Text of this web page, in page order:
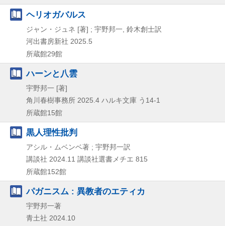
ヘリオガバルス
ジャン・ジュネ [著] ; 宇野邦一, 鈴木創士訳
河出書房新社 2025.5
所蔵館29館
ハーンと八雲
宇野邦一 [著]
角川春樹事務所 2025.4 ハルキ文庫 う14-1
所蔵館15館
黒人理性批判
アシル・ムベンベ著 ; 宇野邦一訳
講談社 2024.11 講談社選書メチエ 815
所蔵館152館
パガニスム : 異教者のエティカ
宇野邦一著
青土社 2024.10